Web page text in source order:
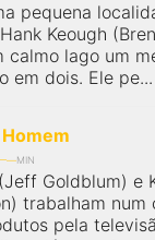
pequena
Keough
calmo lago um
em dois. Ele pe...
MIN
Goldblum) e
trabalham num
pela